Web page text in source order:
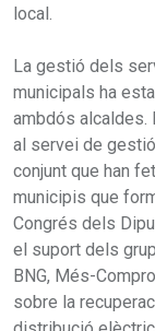
local.
La gestió dels
municipals ha
ambdós alcaldes.
al servei de
conjunt que han
municipis que
Congrés dels
el suport dels
BNG, Més-
sobre la